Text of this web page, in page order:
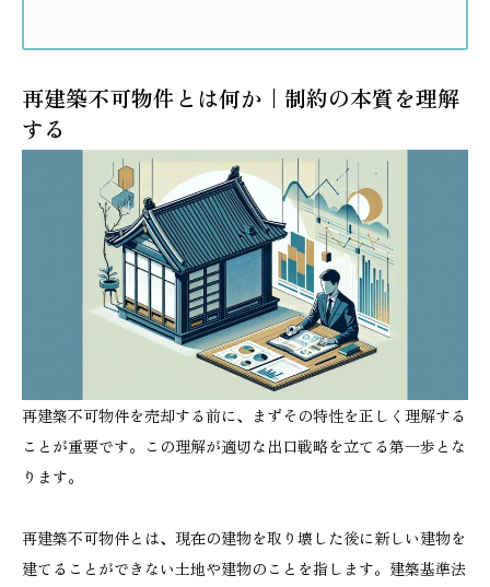
再建築不可物件とは何か｜制約の本質を理解
する
再建築不可物件を売却する前に、まずその特性を正しく理解する
ことが重要です。この理解が適切な出口戦略を立てる第一歩とな
ります。
再建築不可物件とは、現在の建物を取り壊した後に新しい建物を
建てることができない土地や建物のことを指します。建築基準法